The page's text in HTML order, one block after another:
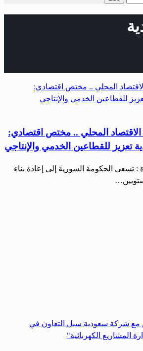
المحلي .. مختص اقتصادي:
تعزيز للقطاعين الخدمي والإنتاجي
: تسعى الحكومة السورية إلى إعادة بناء